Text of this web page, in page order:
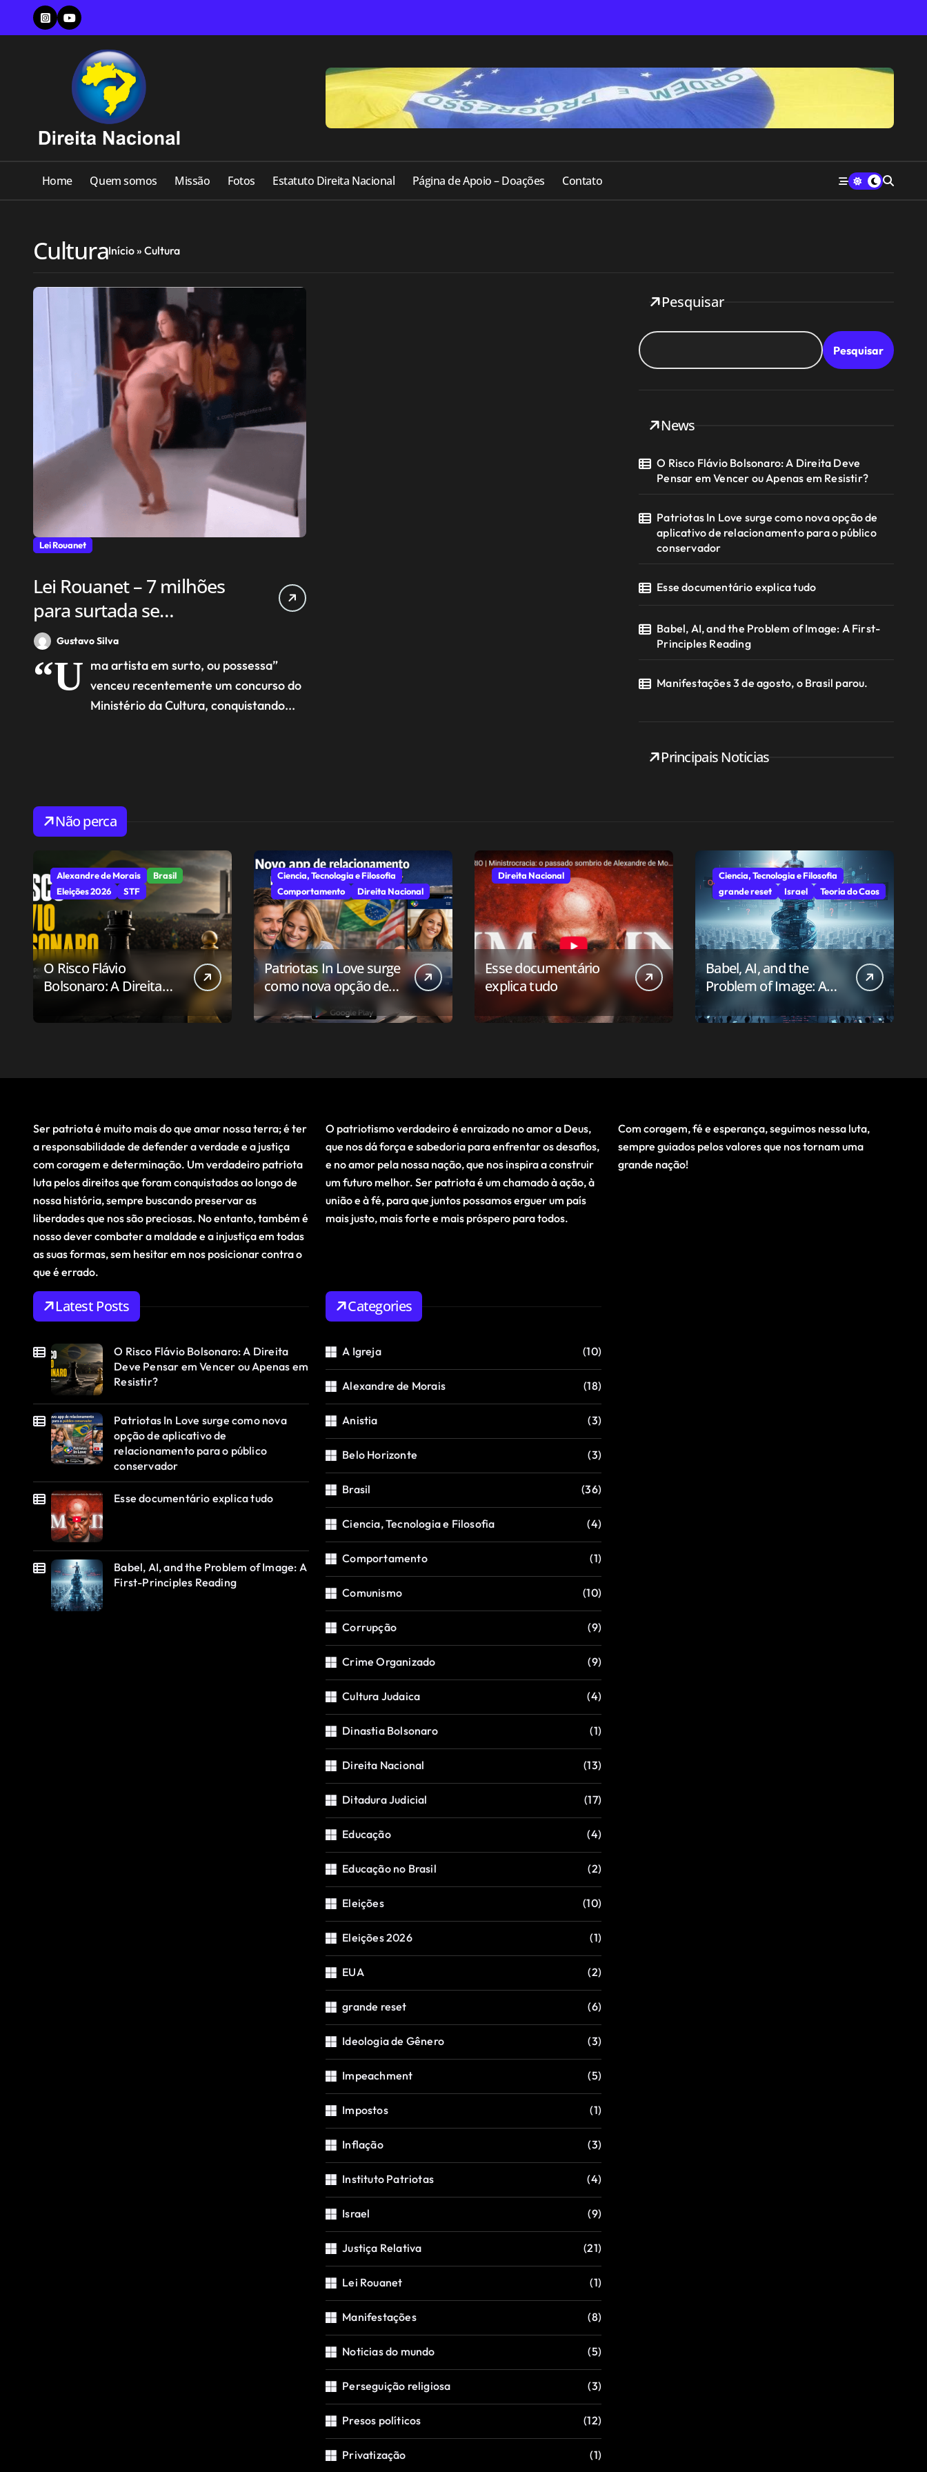
content
Home Quem somos Missão Fotos Estatuto Direita Nacional Página de Apoio – Doações Contato
CulturaInício»Cultura
Lei Rouanet
Lei Rouanet – 7 milhões
para surtada se
apresentar, enquanto
cortaram 25 bilhões dos
remédios da população
Gustavo Silva
“U ma artista em surto, ou possessa”
venceu recentemente um concurso do
Ministério da Cultura, conquistando...
Pesquisar
Pesquisar
News
O Risco Flávio Bolsonaro: A Direita Deve
Pensar em Vencer ou Apenas em Resistir?
Patriotas In Love surge como nova opção de
aplicativo de relacionamento para o público
conservador
Esse documentário explica tudo
Babel, AI, and the Problem of Image: A First-
Principles Reading
Manifestações 3 de agosto, o Brasil parou.
Principais Noticias
Não perca
Alexandre de Morais
Brasil
Eleições 2026
STF
O Risco Flávio
Bolsonaro: A Direita
Vencer ou Apenas em
Ciencia, Tecnologia e Filosofia
Comportamento
Direita Nacional
Patriotas In Love surge
como nova opção de
aplicativo de
relacionamento para o
Direita Nacional
Esse documentário
explica tudo
Ciencia, Tecnologia e Filosofia
grande reset
Israel Teoria do Caos
Babel, AI, and the
Problem of Image: A
Ser patriota é muito mais do que amar nossa terra; é ter
a responsabilidade de defender a verdade e a justiça
com coragem e determinação. Um verdadeiro patriota
luta pelos direitos que foram conquistados ao longo de
nossa história, sempre buscando preservar as
liberdades que nos são preciosas. No entanto, também é
nosso dever combater a maldade e a injustiça em todas
as suas formas, sem hesitar em nos posicionar contra o
que é errado.
O patriotismo verdadeiro é enraizado no amor a Deus,
que nos dá força e sabedoria para enfrentar os desafios,
e no amor pela nossa nação, que nos inspira a construir
um futuro melhor. Ser patriota é um chamado à ação, à
união e à fé, para que juntos possamos erguer um país
mais justo, mais forte e mais próspero para todos.
Com coragem, fé e esperança, seguimos nessa luta,
sempre guiados pelos valores que nos tornam uma
grande nação!
Latest Posts
O Risco Flávio Bolsonaro: A Direita
Deve Pensar em Vencer ou Apenas em
Resistir?
Patriotas In Love surge como nova
opção de aplicativo de
relacionamento para o público
conservador
Esse documentário explica tudo
Babel, AI, and the Problem of Image: A
First-Principles Reading
Categories
A Igreja (10)
Alexandre de Morais (18)
Anistia (3)
Belo Horizonte (3)
Brasil (36)
Ciencia, Tecnologia e Filosofia (4)
Comportamento (1)
Comunismo (10)
Corrupção (9)
Crime Organizado (9)
Cultura Judaica (4)
Dinastia Bolsonaro (1)
Direita Nacional (13)
Ditadura Judicial (17)
Educação (4)
Educação no Brasil (2)
Eleições (10)
Eleições 2026 (1)
EUA (2)
grande reset (6)
Ideologia de Gênero (3)
Impeachment (5)
Impostos (1)
Inflação (3)
Instituto Patriotas (4)
Israel (9)
Justiça Relativa (21)
Lei Rouanet (1)
Manifestações (8)
Noticias do mundo (5)
Perseguição religiosa (3)
Presos políticos (12)
Privatização (1)